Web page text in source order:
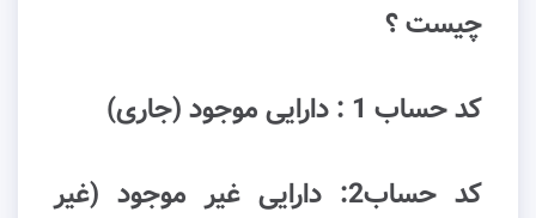
چیست ؟
کد حساب 1 : دارایی موجود (جاری)
کد حساب2: دارایی غیر موجود (غیر